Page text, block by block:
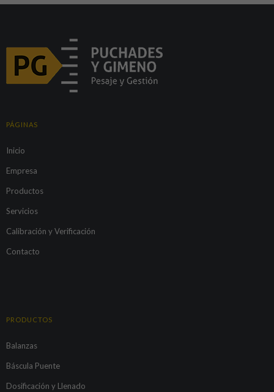
PÁGINAS
Inicio
Empresa
Productos
Servicios
Calibración y Verificación
Contacto
PRODUCTOS
Balanzas
Báscula Puente
Dosificación y Llenado